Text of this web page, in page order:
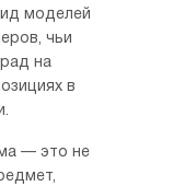
моделей
чьи
на
в
— это не